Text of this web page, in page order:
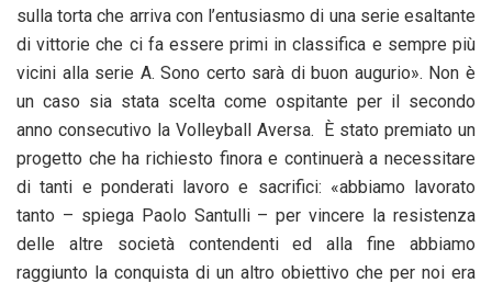
sulla torta che arriva con l’entusiasmo di una serie esaltante
di vittorie che ci fa essere primi in classifica e sempre più
vicini alla serie A. Sono certo sarà di buon augurio». Non è
un caso sia stata scelta come ospitante per il secondo
anno consecutivo la Volleyball Aversa.
È stato premiato un
progetto che ha richiesto finora e continuerà a necessitare
di tanti e ponderati lavoro e sacrifici: «abbiamo lavorato
tanto – spiega Paolo Santulli – per vincere la resistenza
delle altre società contendenti ed alla fine abbiamo
raggiunto la conquista di un altro obiettivo che per noi era